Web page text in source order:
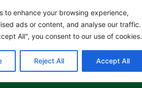
to enhance your browsing experience,
ads or content, and analyse our traffic.
All", you consent to our use of cookies.
Reject All Accept All
forestry management.
reservados.
Nosotros
Contacto